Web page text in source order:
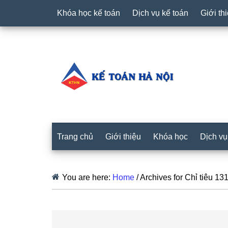
Khóa học kế toán Dịch vụ kế toán Giới
Trang chủ Giới thiệu Khóa học Dịch
You are here: Home /Archives for Chỉ tiêu